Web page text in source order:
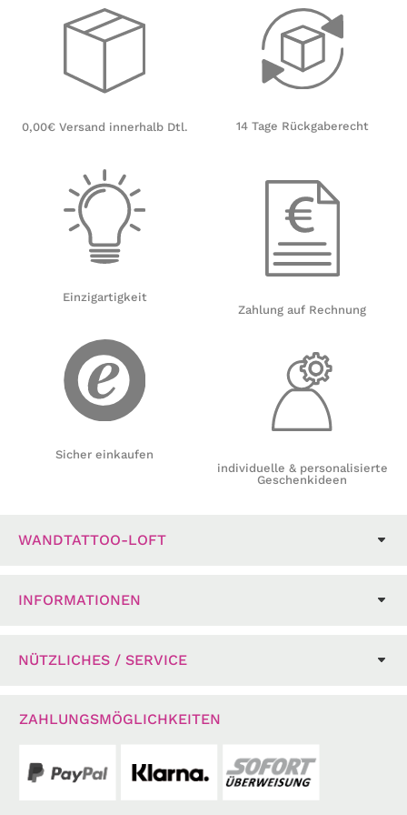
0,00€ Versand innerhalb Dtl.
Einzigartigkeit
Sicher einkaufen
14 Tage Rückgaberecht
Zahlung auf Rechnung
individuelle & personalisierte
Geschenkideen
WANDTATTOO-LOFT
INFORMATIONEN
NÜTZLICHES / SERVICE
ZAHLUNGSMÖGLICHKEITEN